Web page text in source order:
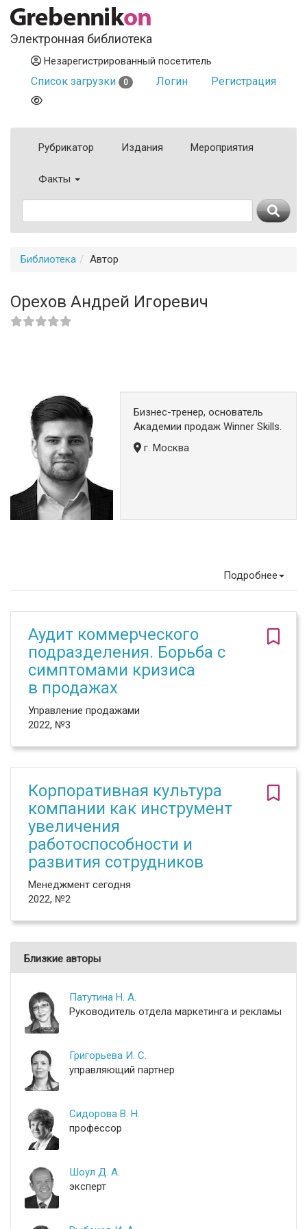
Электронная библиотека
Незарегистрированный посетитель
Список загрузки 0 Логин Регистрация
Рубрикатор Издания Мероприятия
Факты
Библиотека Автор
Орехов Андрей Игоревич
Бизнес-тренер, основатель
Академии продаж Winner Skills.
г. Москва
Подробнее
Аудит коммерческого
подразделения. Борьба с
симптомами кризиса
в продажах
Управление продажами
2022, №3
Корпоративная культура
компании как инструмент
увеличения
работоспособности и
развития сотрудников
Менеджмент сегодня
2022, №2
Близкие авторы
Патутина Н. А.
Руководитель отдела маркетинга и рекламы
Григорьева И. С.
управляющий партнер
Сидорова В. Н.
профессор
Шоул Д. А.
эксперт